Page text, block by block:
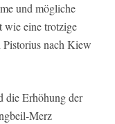
und mögliche
wie eine trotzige
nach Kiew
die Erhöhung der
Merz